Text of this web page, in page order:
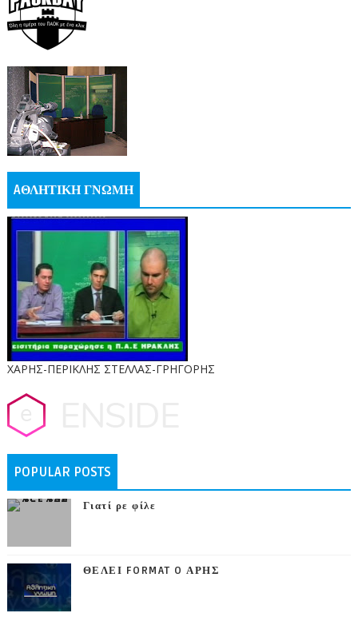
AΘΛΗΤΙΚΗ ΓΝΩΜΗ
ΧΑΡΗΣ-ΠΕΡΙΚΛΗΣ ΣΤΕΛΛΑΣ-ΓΡΗΓΟΡΗΣ
POPULAR POSTS
Γιατί ρε φίλε
ΘΕΛΕΙ FORMAT O ΑΡΗΣ